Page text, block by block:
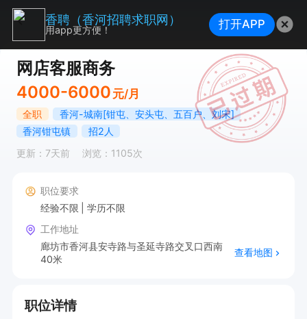
网店客服商务
4000-6000 元/月
全职
香河-城南[钳屯、安头屯、五百户、刘宋]
香河钳屯镇
招2人
更新：7天前
浏览：1105次
职位要求
经验不限
学历不限
工作地址
廊坊市香河县安寺路与圣延寺路交叉口西南
40米
查看地图
职位详情
香聘（香河招聘求职网）
用app更方便！ 打开APP